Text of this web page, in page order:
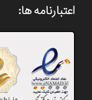
اعتبارنامه ها: